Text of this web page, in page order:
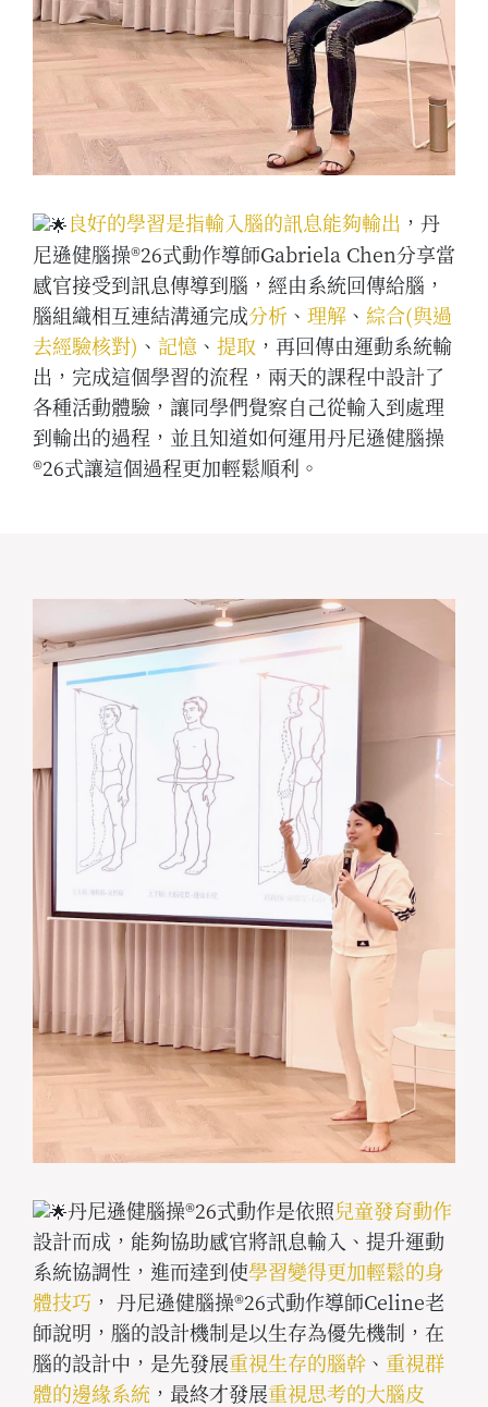
良好的學習是指輸入腦的訊息能夠輸出 ，丹
尼遜健腦操®26式動作導師Gabriela Chen分享當
感官接受到訊息傳導到腦，經由系統回傳給腦，
腦組織相互連結溝通完成分析 、 理解 、 綜合(與過
去經驗核對) 、 記憶 、 提取 ，再回傳由運動系統輸
出，完成這個學習的流程，兩天的課程中設計了
各種活動體驗，讓同學們覺察自己從輸入到處理
到輸出的過程，並且知道如何運用丹尼遜健腦操
®26式讓這個過程更加輕鬆順利。
丹尼遜健腦操®26式動作是依照兒童發育動作
設計而成，能夠協助感官將訊息輸入、提升運動
系統協調性，進而達到使學習變得更加輕鬆的身
體技巧 ， 丹尼遜健腦操®26式動作導師Celine老
師說明，腦的設計機制是以生存為優先機制，在
腦的設計中，是先發展重視生存的腦幹 、 重視群
體的邊緣系統 ，最終才發展重視思考的大腦皮